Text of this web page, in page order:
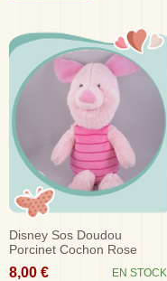
Disney Sos Doudou
Porcinet Cochon Rose
Violet Pastel 25 Cm
8,00 € EN STOCK